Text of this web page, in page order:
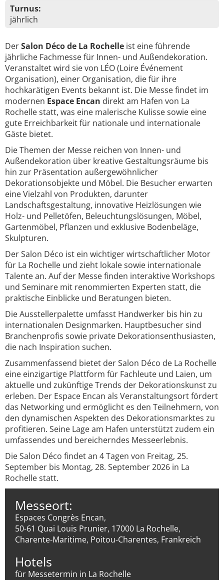
Turnus:
jährlich
DerSalon Déco de La Rochelle ist eine führende
jährliche Fachmesse für Innen- und Außendekoration.
Veranstaltet wird sie von LÉO (Loire Événement
Organisation), einer Organisation, die für ihre
hochkarätigen Events bekannt ist. Die Messe findet im
modernen Espace Encan direkt am Hafen von La
Rochelle statt, was eine malerische Kulisse sowie eine
gute Erreichbarkeit für nationale und internationale
Gäste bietet.
Die Themen der Messe reichen von Innen- und
Außendekoration über kreative Gestaltungsräume bis
hin zur Präsentation außergewöhnlicher
Dekorationsobjekte und Möbel. Die Besucher erwarten
eine Vielzahl von Produkten, darunter
Landschaftsgestaltung, innovative Heizlösungen wie
Holz- und Pelletöfen, Beleuchtungslösungen, Möbel,
Gartenmöbel, Pflanzen und exklusive Bodenbeläge,
Skulpturen.
Der Salon Déco ist ein wichtiger wirtschaftlicher Motor
für La Rochelle und zieht lokale sowie internationale
Talente an. Auf der Messe finden interaktive Workshops
und Seminare mit renommierten Experten statt, die
praktische Einblicke und Beratungen bieten.
Die Ausstellerpalette umfasst Handwerker bis hin zu
internationalen Designmarken. Hauptbesucher sind
Branchenprofis sowie private Dekorationsenthusiasten,
die nach Inspiration suchen.
Zusammenfassend bietet der Salon Déco de La Rochelle
eine einzigartige Plattform für Fachleute und Laien, um
aktuelle und zukünftige Trends der Dekorationskunst zu
erleben. Der Espace Encan als Veranstaltungsort fördert
das Networking und ermöglicht es den Teilnehmern, von
den dynamischen Aspekten des Dekorationsmarktes zu
profitieren. Seine Lage am Hafen unterstützt zudem ein
umfassendes und bereicherndes Messeerlebnis.
Die Salon Déco findet an 4 Tagen von Freitag, 25.
September bis Montag, 28. September 2026 in La
Rochelle statt.
Messeort:
Espaces Congrès Encan,
50-61 Quai Louis Prunier, 17000 La Rochelle,
Charente-Maritime, Poitou-Charentes, Frankreich
Hotels
für Messetermin in La Rochelle